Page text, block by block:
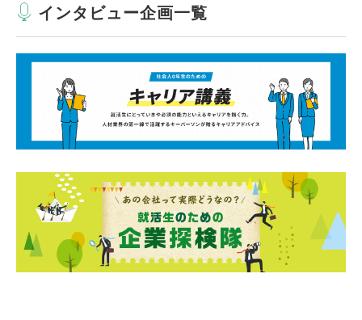
インタビュー企画一覧